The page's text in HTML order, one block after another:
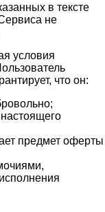
в тексте
не
условия
что он:
предмет оферты